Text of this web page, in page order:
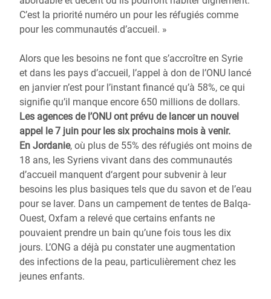
C’est la priorité numéro un pour les réfugiés comme
pour les communautés d’accueil. »
Alors que les besoins ne font que s’accroître en Syrie
et dans les pays d’accueil, l’appel à don de l’ONU lancé
en janvier n’est pour l’instant financé qu’à 58%, ce qui
signifie qu’il manque encore 650 millions de dollars.
Les agences de l’ONU ont prévu de lancer un nouvel
appel le 7 juin pour les six prochains mois à venir.
En Jordanie, où plus de 55% des réfugiés ont moins de
18 ans, les Syriens vivant dans des communautés
d’accueil manquent d‘argent pour subvenir à leur
besoins les plus basiques tels que du savon et de l’eau
pour se laver. Dans un campement de tentes de Balqa-
Ouest, Oxfam a relevé que certains enfants ne
pouvaient prendre un bain qu’une fois tous les dix
jours. L’ONG a déjà pu constater une augmentation
des infections de la peau, particulièrement chez les
jeunes enfants.